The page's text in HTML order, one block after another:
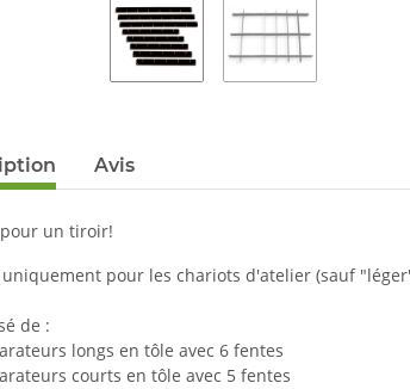
Avis
un tiroir!
pour les chariots d'atelier (sauf
de :
longs en tôle avec 6 fentes
courts en tôle avec 5 fentes